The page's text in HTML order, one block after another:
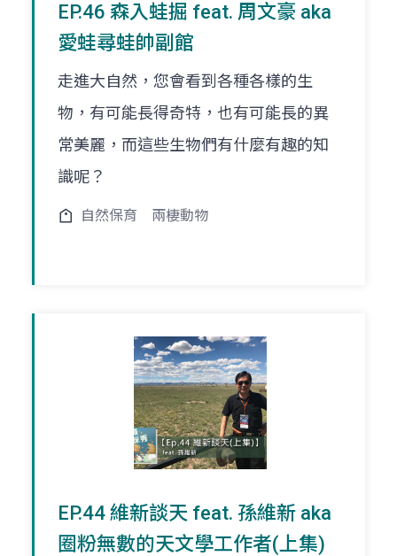
EP.46 森入蛙掘 feat. 周文豪 aka
愛蛙尋蛙帥副館
走進大自然，您會看到各種各樣的生
物，有可能長得奇特，也有可能長的異
常美麗，而這些生物們有什麼有趣的知
識呢？
自然保育 兩棲動物
EP.44 維新談天 feat. 孫維新 aka
圈粉無數的天文學工作者(上集)